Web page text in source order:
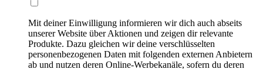
Mit deiner Einwilligung informieren wir dich auch abseits
unserer Website über Aktionen und zeigen dir relevante
Produkte. Dazu gleichen wir deine verschlüsselten
personenbezogenen Daten mit folgenden externen Anbietern
ab und nutzen deren Online-Werbekanäle, sofern du deren